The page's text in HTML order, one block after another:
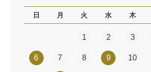
日 月 火 水 木
1 2 3
6 7 8 9 10